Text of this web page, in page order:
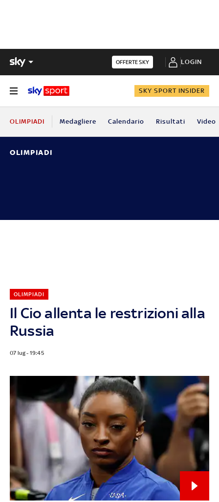
OFFERTE SKY LOGIN
SKY SPORT INSIDER
OLIMPIADI Medagliere Calendario Risultati Video
OLIMPIADI
Il Cio allenta le restrizioni alla
Russia
OLIMPIADI
07 lug - 19:45